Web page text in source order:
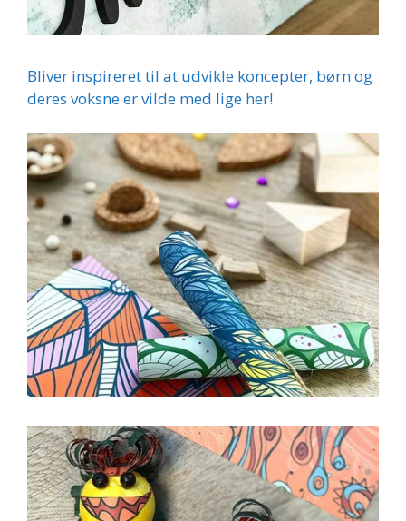
Bliver inspireret til at udvikle koncepter, børn og
deres voksne er vilde med lige her!